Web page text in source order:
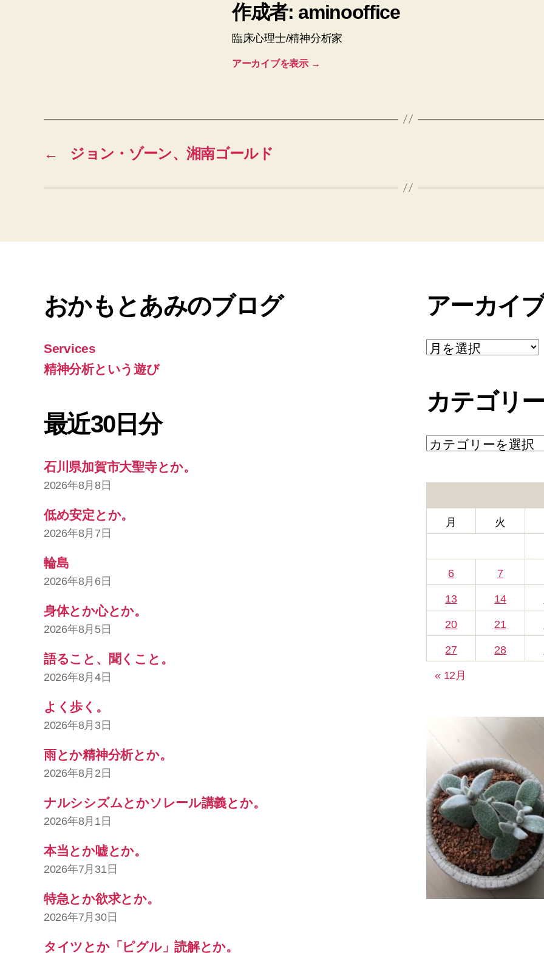
作成者: aminooffice
臨床心理士/精神分析家
アーカイブを表示 →
← ジョン・ゾーン、湘南ゴールド
おかもとあみのブログ
Services
精神分析という遊び
最近30日分
石川県加賀市大聖寺とか。
2026年8月8日
低め安定とか。
2026年8月7日
輪島
2026年8月6日
身体とか心とか。
2026年8月5日
語ること、聞くこと。
2026年8月4日
よく歩く。
2026年8月3日
雨とか精神分析とか。
2026年8月2日
ナルシシズムとかソレール講義とか。
2026年8月1日
本当とか嘘とか。
2026年7月31日
特急とか欲求とか。
2026年7月30日
タイツとか「ピグル」読解とか。
アーカイ
ア
ー
ブ
カテゴリ
カ
テ
月 火
6 7
13 14
20 21
27 28
« 12月